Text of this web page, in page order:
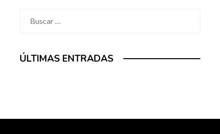
ÚLTIMAS ENTRADAS